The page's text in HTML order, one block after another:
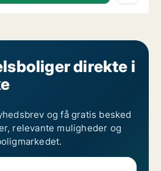
direkte i
og få gratis besked
relevante muligheder og